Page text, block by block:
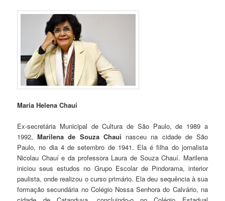
Maria Helena Chaui
Ex-secretária Municipal de Cultura de São Paulo, de 1989 a
1992,Marilena de Souza Chaui nasceu na cidade de São
Paulo, no dia 4 de setembro de 1941. Ela é filha do jornalista
Nicolau Chauí e da professora Laura de Souza Chauí. Marilena
iniciou seus estudos no Grupo Escolar de Pindorama, interior
paulista, onde realizou o curso primário. Ela deu sequência à sua
formação secundária no Colégio Nossa Senhora do Calvário, na